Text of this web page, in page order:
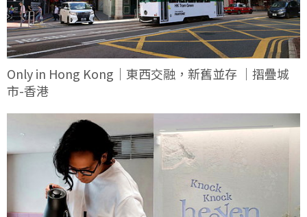
Only in Hong Kong｜東西交融，新舊並存 ｜摺疊城
市-香港